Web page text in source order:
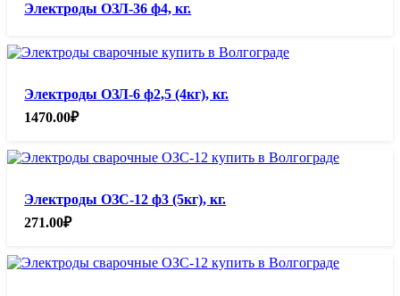
Электроды ОЗЛ-36 ф4, кг.
Электроды ОЗЛ-6 ф2,5 (4кг), кг.
1470.00₽
Электроды ОЗС-12 ф3 (5кг), кг.
271.00₽